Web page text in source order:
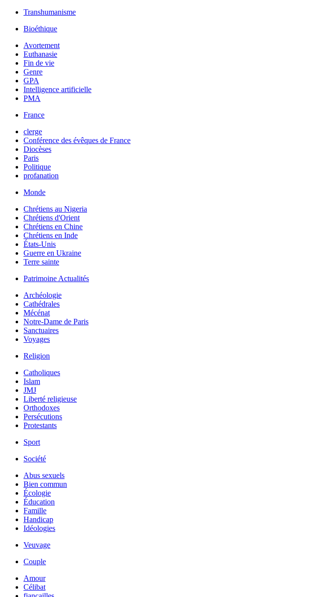
Transhumanisme
Bioéthique
Avortement
Euthanasie
Fin de vie
Genre
GPA
Intelligence artificielle
PMA
France
clerge
Conférence des évêques de France
Diocèses
Paris
Politique
profanation
Monde
Chrétiens au Nigeria
Chrétiens d'Orient
Chrétiens en Chine
Chrétiens en Inde
États-Unis
Guerre en Ukraine
Terre sainte
Patrimoine Actualités
Archéologie
Cathédrales
Mécénat
Notre-Dame de Paris
Sanctuaires
Voyages
Religion
Catholiques
Islam
JMJ
Liberté religieuse
Orthodoxes
Persécutions
Protestants
Sport
Société
Abus sexuels
Bien commun
Écologie
Éducation
Famille
Handicap
Idéologies
Veuvage
Couple
Amour
Célibat